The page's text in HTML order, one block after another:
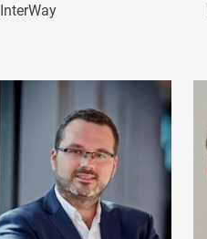
InterWay